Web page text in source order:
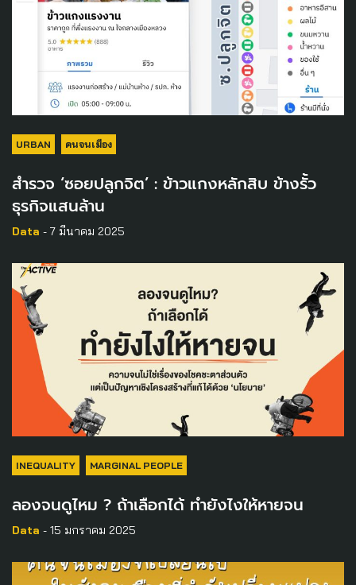
URBAN คนจนเมือง
สำรวจ ‘ซอยปลูกจิต’ : ข้าวแกงหลักสิบ ข้างรั้ว
ธุรกิจแสนล้าน
Data - 7 มีนาคม 2025
INEQUALITY MARGINAL PEOPLE
ลองจนดูไหม ? ถ้าเลือกได้ ทำยังไงให้หายจน
Data - 15 มกราคม 2025